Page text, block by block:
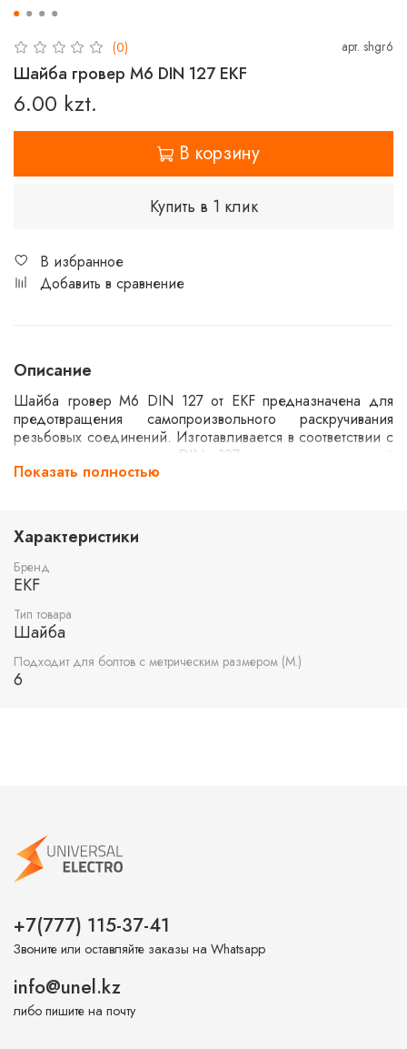
(0) арт. shgr6
Шайба гровер M6 DIN 127 EKF
6.00 kzt.
В корзину
Купить в 1 клик
В избранное
Добавить в сравнение
Описание
Шайба гровер M6 DIN 127 от EKF предназначена для
предотвращения самопроизвольного раскручивания
резьбовых соединений. Изготавливается в соответствии с
немецким стандартом DIN 127, что гарантирует её
надежность и долговечность. Используется в различных
вибрации и динамических нагрузок.
Показать полностью
Характеристики
Бренд
EKF
Тип товара
Шайба
Подходит для болтов с метрическим размером (М.)
6
+7(777) 115-37-41
Звоните или оставляйте заказы на Whatsapp
info@unel.kz
либо пишите на почту